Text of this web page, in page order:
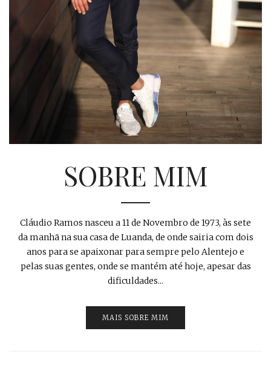
SOBRE MIM
Cláudio Ramos nasceu a 11 de Novembro de 1973, às sete
da manhã na sua casa de Luanda, de onde sairia com dois
anos para se apaixonar para sempre pelo Alentejo e
pelas suas gentes, onde se mantém até hoje, apesar das
dificuldades...
MAIS SOBRE MIM